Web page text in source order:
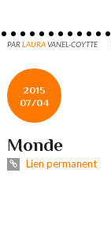
PARLAURAVANEL-COYTTE
2015
07/04
Monde
Lien permanent